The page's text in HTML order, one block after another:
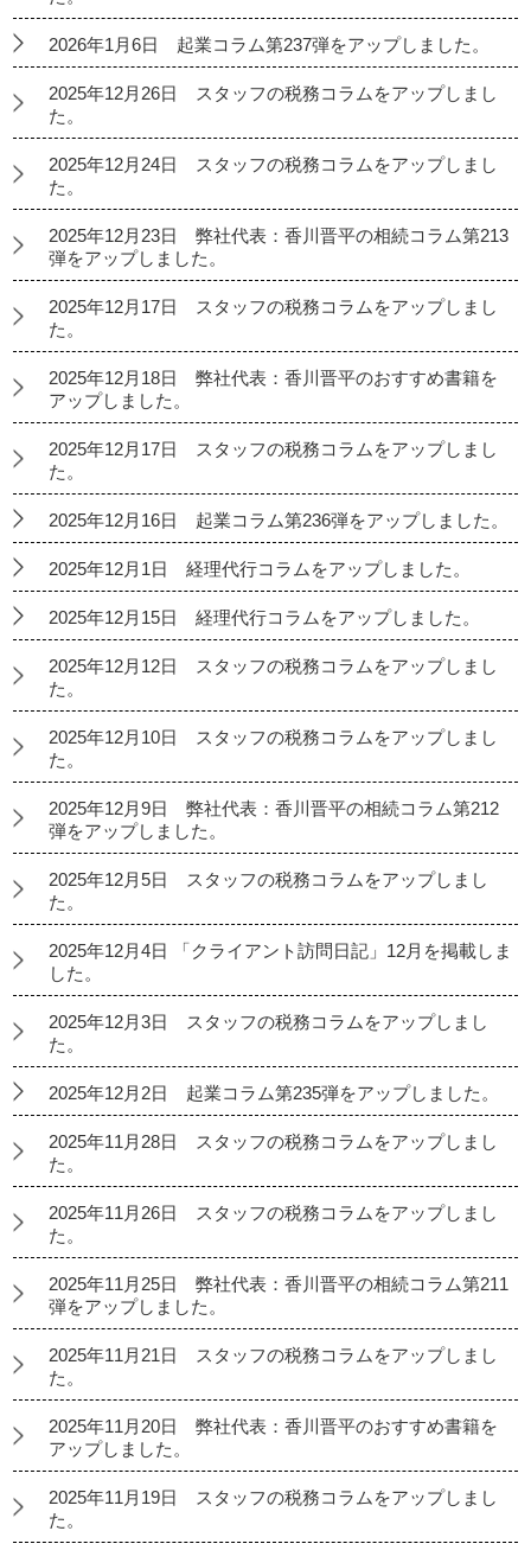
2026年1月6日 起業コラム第237弾をアップしました。
2025年12月26日 スタッフの税務コラムをアップしまし
た。
2025年12月24日 スタッフの税務コラムをアップしまし
た。
2025年12月23日 弊社代表：香川晋平の相続コラム第213
弾をアップしました。
2025年12月17日 スタッフの税務コラムをアップしまし
た。
2025年12月18日 弊社代表：香川晋平のおすすめ書籍を
アップしました。
2025年12月17日 スタッフの税務コラムをアップしまし
た。
2025年12月16日 起業コラム第236弾をアップしました。
2025年12月1日 経理代行コラムをアップしました。
2025年12月15日 経理代行コラムをアップしました。
2025年12月12日 スタッフの税務コラムをアップしまし
た。
2025年12月10日 スタッフの税務コラムをアップしまし
た。
2025年12月9日 弊社代表：香川晋平の相続コラム第212
弾をアップしました。
2025年12月5日 スタッフの税務コラムをアップしまし
た。
2025年12月4日 「クライアント訪問日記」12月を掲載しま
した。
2025年12月3日 スタッフの税務コラムをアップしまし
た。
2025年12月2日 起業コラム第235弾をアップしました。
2025年11月28日 スタッフの税務コラムをアップしまし
た。
2025年11月26日 スタッフの税務コラムをアップしまし
た。
2025年11月25日 弊社代表：香川晋平の相続コラム第211
弾をアップしました。
2025年11月21日 スタッフの税務コラムをアップしまし
た。
2025年11月20日 弊社代表：香川晋平のおすすめ書籍を
アップしました。
2025年11月19日 スタッフの税務コラムをアップしまし
た。